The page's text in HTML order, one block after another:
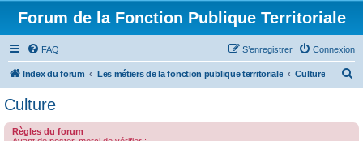
Forum de la Fonction Publique Territoriale
FAQ Connexion
S’enregistrer
Index du forum Les métiers de la fonction publique territoriale Culture
Culture
Règles du forum